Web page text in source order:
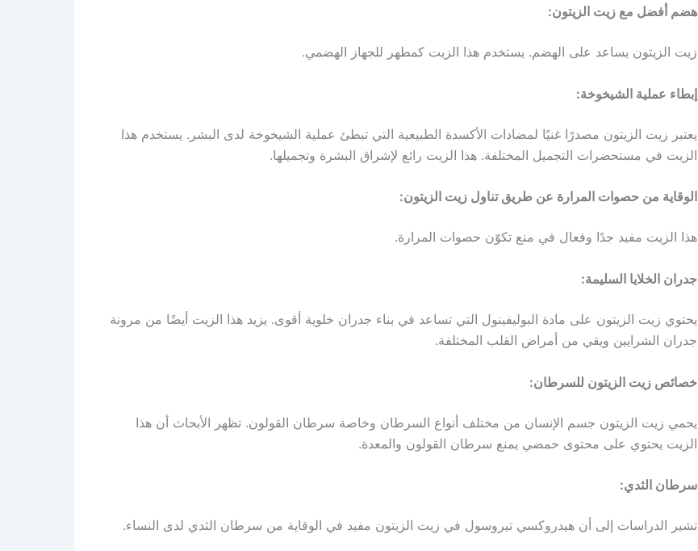
هضم أفضل مع زيت الزيتون:
زيت الزيتون يساعد على الهضم. يستخدم هذا الزيت كمطهر للجهاز الهضمي.
إبطاء عملية الشيخوخة:
يعتبر زيت الزيتون مصدرًا غنيًا لمضادات الأكسدة الطبيعية التي تبطئ عملية الشيخوخة لدى البشر. يستخدم هذا
الزيت في مستحضرات التجميل المختلفة. هذا الزيت رائع لإشراق البشرة وتجميلها.
الوقاية من حصوات المرارة عن طريق تناول زيت الزيتون:
هذا الزيت مفيد جدًا وفعال في منع تكوّن حصوات المرارة.
جدران الخلايا السليمة:
يحتوي زيت الزيتون على مادة البوليفينول التي تساعد في بناء جدران خلوية أقوى. يزيد هذا الزيت أيضًا من مرونة
جدران الشرايين ويقي من أمراض القلب المختلفة.
خصائص زيت الزيتون للسرطان:
يحمي زيت الزيتون جسم الإنسان من مختلف أنواع السرطان وخاصة سرطان القولون. تظهر الأبحاث أن هذا
الزيت يحتوي على محتوى حمضي يمنع سرطان القولون والمعدة.
سرطان الثدي:
تشير الدراسات إلى أن هيدروكسي تيروسول في زيت الزيتون مفيد في الوقاية من سرطان الثدي لدى النساء.